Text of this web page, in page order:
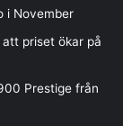
i November
att priset ökar på
Prestige från